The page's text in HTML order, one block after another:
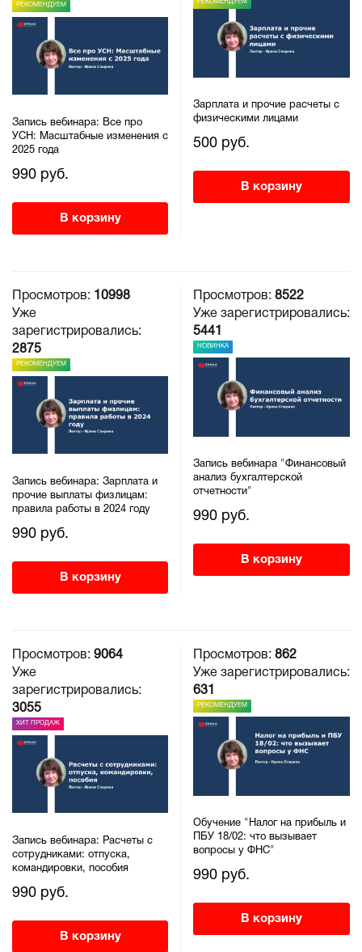
РЕКОМЕНДУЕМ
Запись вебинара: Все про
УСН: Масштабные изменения с
2025 года
990 руб.
В корзину
РЕКОМЕНДУЕМ
Зарплата и прочие расчеты с
физическими лицами
500 руб.
В корзину
Просмотров:
10998
Уже
зарегистрировались:
2875
РЕКОМЕНДУЕМ
Запись вебинара: Зарплата и
прочие выплаты физлицам:
правила работы в 2024 году
990 руб.
В корзину
Просмотров: 8522
Уже зарегистрировались:
5441
НОВИНКА
Запись вебинара "Финансовый
анализ бухгалтерской
отчетности"
990 руб.
В корзину
Просмотров: 9064
Уже
зарегистрировались:
3055
ХИТ ПРОДАЖ
Запись вебинара: Расчеты с
сотрудниками: отпуска,
командировки, пособия
990 руб.
В корзину
Просмотров: 862
Уже зарегистрировались:
631
РЕКОМЕНДУЕМ
Обучение "Налог на прибыль и
ПБУ 18/02: что вызывает
вопросы у ФНС"
990 руб.
В корзину